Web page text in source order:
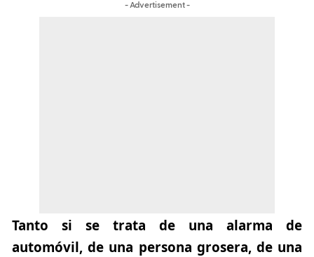
- Advertisement -
Tanto si se trata de una alarma de
automóvil, de una persona grosera, de una